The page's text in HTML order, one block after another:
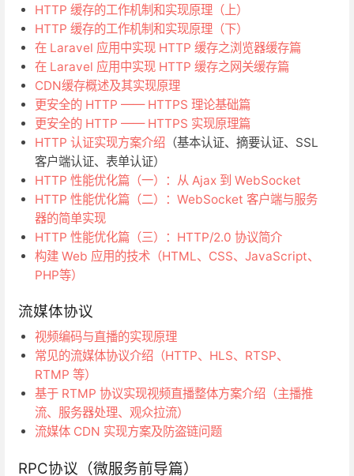
HTTP 缓存的工作机制和实现原理（上）
HTTP 缓存的工作机制和实现原理（下）
在 Laravel 应用中实现 HTTP 缓存之浏览器缓存篇
在 Laravel 应用中实现 HTTP 缓存之网关缓存篇
CDN缓存概述及其实现原理
更安全的 HTTP —— HTTPS 理论基础篇
更安全的 HTTP —— HTTPS 实现原理篇
HTTP 认证实现方案介绍（基本认证、摘要认证、SSL
客户端认证、表单认证）
HTTP 性能优化篇（一）：从 Ajax 到 WebSocket
HTTP 性能优化篇（二）：WebSocket 客户端与服务
器的简单实现
HTTP 性能优化篇（三）：HTTP/2.0 协议简介
构建 Web 应用的技术（HTML、CSS、JavaScript、
PHP等）
流媒体协议
视频编码与直播的实现原理
常见的流媒体协议介绍（HTTP、HLS、RTSP、
RTMP 等）
基于 RTMP 协议实现视频直播整体方案介绍（主播推
流、服务器处理、观众拉流）
流媒体 CDN 实现方案及防盗链问题
RPC协议（微服务前导篇）